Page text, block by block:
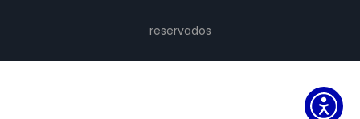
reservados